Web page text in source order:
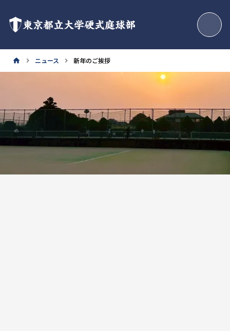
東京都立大学硬式庭球部
home keyboard_arrow_right ニュース keyboard_arrow_right 新年のご挨拶